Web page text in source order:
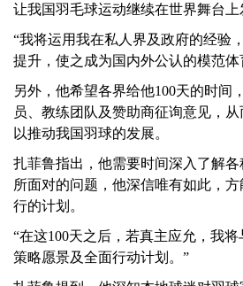
让我国羽毛球运动继续在世界舞台上
“我将运用我在私人界及政府的经验
提升，使之成为国内外公认的模范体
另外，他希望各界给他100天的时间
员、教练团队及赞助商征询意见，从
以推动我国羽球的发展。
扎菲鲁指出，他需要时间深入了解
所面对的问题，他深信唯有如此，
行的计划。
“在这100天之后，若真主应允，我
策略愿景及全面行动计划。”